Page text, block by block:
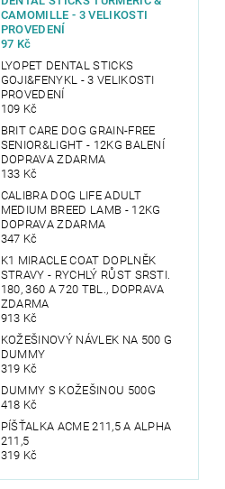
CAMOMILLE - 3 VELIKOSTI
PROVEDENÍ
97 Kč
LYOPET DENTAL STICKS
GOJI&FENYKL - 3 VELIKOSTI
PROVEDENÍ
109 Kč
BRIT CARE DOG GRAIN-FREE
SENIOR&LIGHT - 12KG BALENÍ
DOPRAVA ZDARMA
133 Kč
CALIBRA DOG LIFE ADULT
MEDIUM BREED LAMB - 12KG
DOPRAVA ZDARMA
347 Kč
K1 MIRACLE COAT DOPLNĚK
STRAVY - RYCHLÝ RŮST SRSTI.
180, 360 A 720 TBL., DOPRAVA
ZDARMA
913 Kč
KOŽEŠINOVÝ NÁVLEK NA 500 G
DUMMY
319 Kč
DUMMY S KOŽEŠINOU 500G
418 Kč
PÍŠŤALKA ACME 211,5 A ALPHA
211,5
319 Kč